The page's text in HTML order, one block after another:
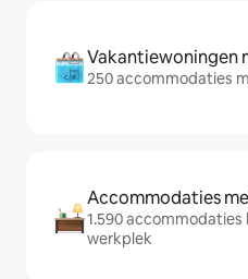
Vakantiewoningen
250 accommodaties
Accommodaties
1.590 accommodaties
werkplek